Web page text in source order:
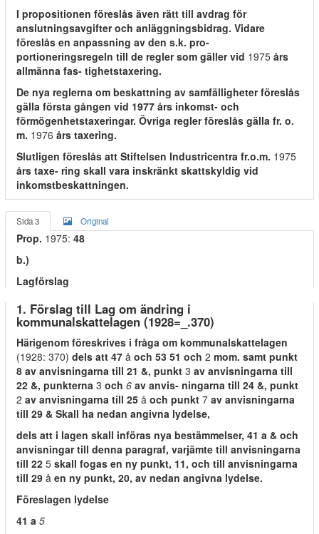
I propositionen föreslås även rätt till avdrag för
anslutningsavgifter och anläggningsbidrag. Vidare
föreslås en anpassning av den s.k. pro-
portioneringsregeln till de regler som gäller vid 1975 års
allmänna fas- tighetstaxering.
De nya reglerna om beskattning av samfälligheter föreslås
gälla första gången vid 1977 års inkomst- och
förmögenhetstaxeringar. Övriga regler föreslås gälla fr. o.
m. 1976 års taxering.
Slutligen föreslås att Stiftelsen lndustricentra fr.o.m. 1975
års taxe- ring skall vara inskränkt skattskyldig vid
inkomstbeskattningen.
Sida 3 Original
Prop. 1975: 48
b.)
Lagförslag
1. Förslag till Lag om ändring i
kommunalskattelagen (1928=_.370)
Härigenom föreskrives i fråga om kommunalskattelagen
(1928: 370) dels att 47 å och 53 51 och 2 mom. samt punkt
8 av anvisningarna till 21 &, punkt 3 av anvisningarna till
22 &, punkterna 3 och 6 av anvis- ningarna till 24 &, punkt
2 av anvisningarna till 25 å och punkt 7 av anvisningarna
till 29 & Skall ha nedan angivna lydelse,
dels att i lagen skall införas nya bestämmelser, 41 a & och
anvisningar till denna paragraf, varjämte till anvisningarna
till 22 5 skall fogas en ny punkt, 11, och till anvisningarna
till 29 å en ny punkt, 20, av nedan angivna lydelse.
Föreslagen lydelse
41 a 5